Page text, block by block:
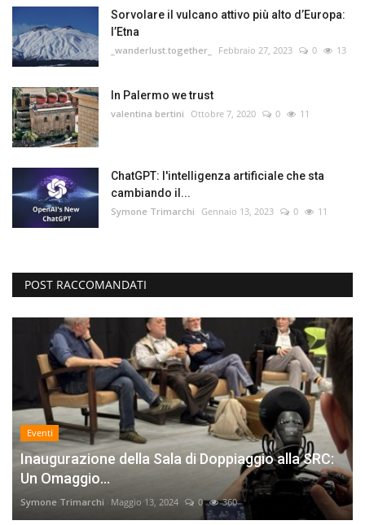
Sorvolare il vulcano attivo più alto d’Europa:
l’Etna
_wanderlust.together_ Febbraio 27, 2023 0 13
In Palermo we trust
valentina bertini Ottobre 7, 2020 0 11
ChatGPT: l'intelligenza artificiale che sta
cambiando il...
Symone Trimarchi Gennaio 13, 2023 0 11
POST RACCOMANDATI
Eventi
Inaugurazione della Sala di Doppiaggio alla SRC:
Un Omaggio...
Symone Trimarchi Maggio 13, 2024 0 360